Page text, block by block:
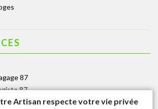
87
87
87
Artisan respecte votre vie privée